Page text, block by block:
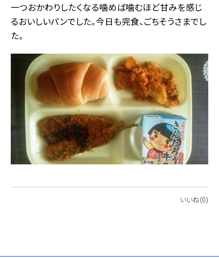
一つおかわりしたくなる噛めば噛むほど甘みを感じ
るおいしいパンでした。今日も完食、ごちそうさまでし
た。
いいね(0)